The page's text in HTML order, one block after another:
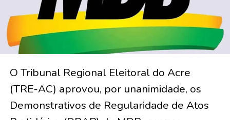
O Tribunal Regional Eleitoral do Acre
(TRE-AC) aprovou, por unanimidade, os
Demonstrativos de Regularidade de Atos